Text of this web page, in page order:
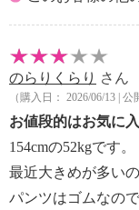
のらりくらり さん
（購入日： 2026/06/13 | 公
お値段的はお気に
154cmの52kgです。
最近大きめが多い
パンツはゴムなの